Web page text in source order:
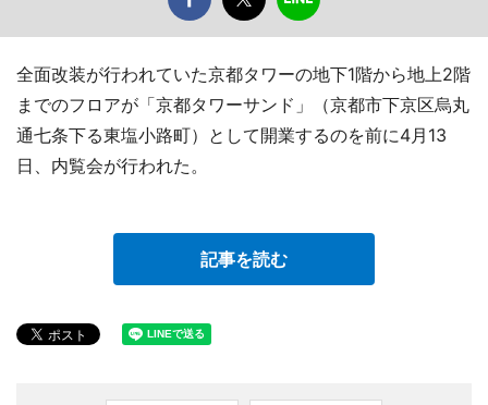
全面改装が行われていた京都タワーの地下1階から地上2階
までのフロアが「京都タワーサンド」（京都市下京区烏丸
通七条下る東塩小路町）として開業するのを前に4月13
日、内覧会が行われた。
記事を読む